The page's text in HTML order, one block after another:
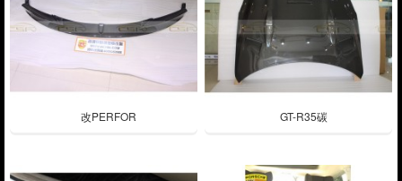
改PERFOR GT-R35碳